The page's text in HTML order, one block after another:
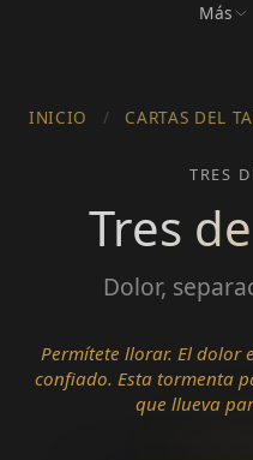
Más
INICIO / CARTAS DEL
TRES
Tres
Dolor,
Permítete llorar. El dolor
confiado. Esta tormenta
que llueva